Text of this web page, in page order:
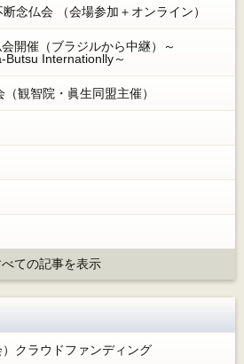
念仏会 （会場参加＋オンライン）
開催（ブラジルから中継）～
Internationlly～
（観智院・眞生同盟主催）
ての記事を表示
クラウドファンディング